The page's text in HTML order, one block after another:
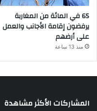
65 في المائة من المغاربة
يرفضون إقامة الأجانب والعمل
على أرضهم
منذ 13 ساعة
المشاركات الأكثر مشاهدة